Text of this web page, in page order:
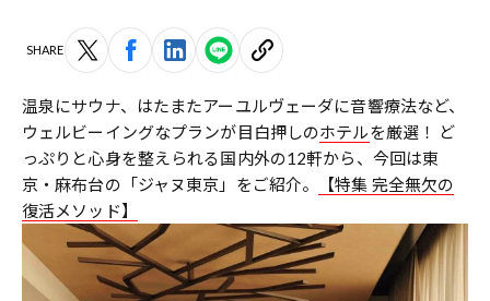
SHARE
温泉にサウナ、はたまたアーユルヴェーダに音響療法など、
ウェルビーイングなプランが目白押しのホテルを厳選！ ど
っぷりと心身を整えられる国内外の12軒から、今回は東
京・麻布台の「ジャヌ東京」をご紹介。
【特集 完全無欠の
復活メソッド】